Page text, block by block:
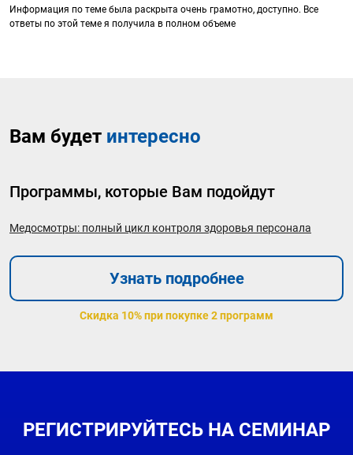
Информация по теме была раскрыта очень грамотно, доступно. Все
ответы по этой теме я получила в полном объеме
Вам будет интересно
Программы, которые Вам подойдут
Медосмотры: полный цикл контроля здоровья персонала
Узнать подробнее
Скидка 10% при покупке 2 программ
РЕГИСТРИРУЙТЕСЬ НА СЕМИНАР